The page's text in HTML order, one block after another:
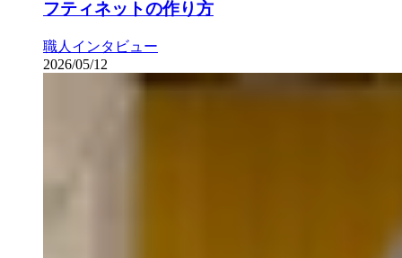
フティネットの作り方
職人インタビュー
2026/05/12